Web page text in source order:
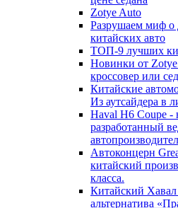
Zotye Auto
Разрушаем миф о
китайских авто
ТОП-9 лучших
Новинки от
кроссовер или
Китайские
Из аутсайдера в
Haval H6 Coupe -
разработанный
Автоконцерн
китайский
класса.
Китайский
альтернатива